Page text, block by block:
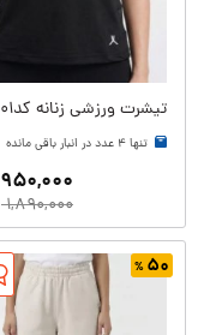
تنها ۴ عدد در انبار باقی مانده
۱,۸۹۰,۰۰۰
۹۵۰,۰۰۰
۵۰